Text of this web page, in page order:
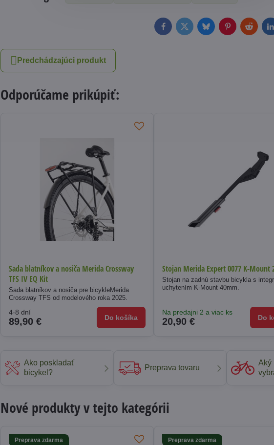
FacebookTwitterBlueskyPinterestReddit
Predchádzajúci produkt
Odporúčame prikúpiť:
Sada blatníkov a nosiča Merida Crossway
TFS IV EQ Kit
Sada blatníkov a nosiča pre bicykleMerida
Crossway TFS od modelového roka 2025.
4-8 dní
89,90 € Do košíka
Stojan Merida Expert 0077 K-Mount
Stojan na zadnú stavbu bicykla s
uchytením K-Mount 40mm.
Na predajni 2 a viac ks
20,90 € Do
Ako poskladať
bicykel?
Preprava tovaru
Aký
Nové produkty v tejto kategórii
Preprava zdarma
Preprava zdarma